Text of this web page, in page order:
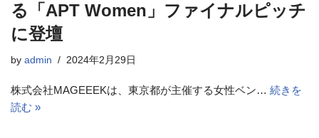
る「APT Women」ファイナルピッチ
に登壇
by admin 2024年2月29日
株式会社MAGEEEKは、東京都が主催する女性ベン… 続きを
読む »